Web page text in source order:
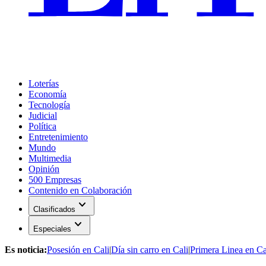
Loterías
Economía
Tecnología
Judicial
Política
Entretenimiento
Mundo
Multimedia
Opinión
500 Empresas
Contenido en Colaboración
Clasificados expand_more
Especiales expand_more
Es noticia:Posesión en Cali|Día sin carro en Cali|Primera Linea en